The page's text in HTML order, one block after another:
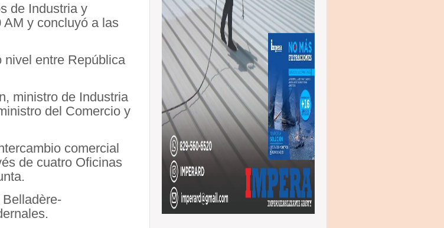
de Industria y
y concluyó a las
nivel entre República
ministro de Industria
del Comercio y
comercial
de cuatro Oficinas